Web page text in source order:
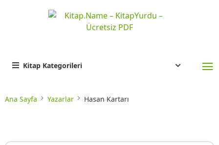
Kitap Kategorileri
Ana Sayfa Yazarlar Hasan Kartarı